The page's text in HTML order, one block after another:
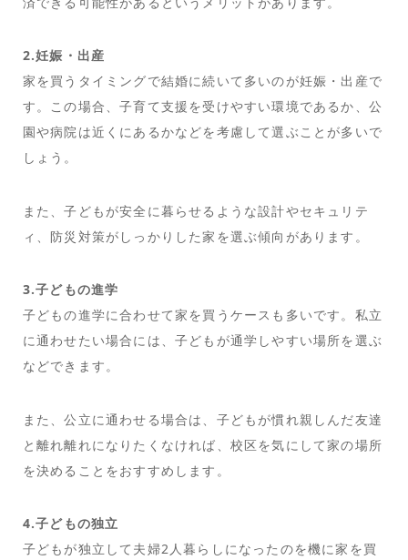
2.妊娠・出産
家を買うタイミングで結婚に続いて多いのが妊娠・出産で
す。この場合、子育て支援を受けやすい環境であるか、公
園や病院は近くにあるかなどを考慮して選ぶことが多いで
しょう。
また、子どもが安全に暮らせるような設計やセキュリテ
ィ、防災対策がしっかりした家を選ぶ傾向があります。
3.子どもの進学
子どもの進学に合わせて家を買うケースも多いです。私立
に通わせたい場合には、子どもが通学しやすい場所を選ぶ
などできます。
また、公立に通わせる場合は、子どもが慣れ親しんだ友達
と離れ離れになりたくなければ、校区を気にして家の場所
を決めることをおすすめします。
4.子どもの独立
子どもが独立して夫婦2人暮らしになったのを機に家を買